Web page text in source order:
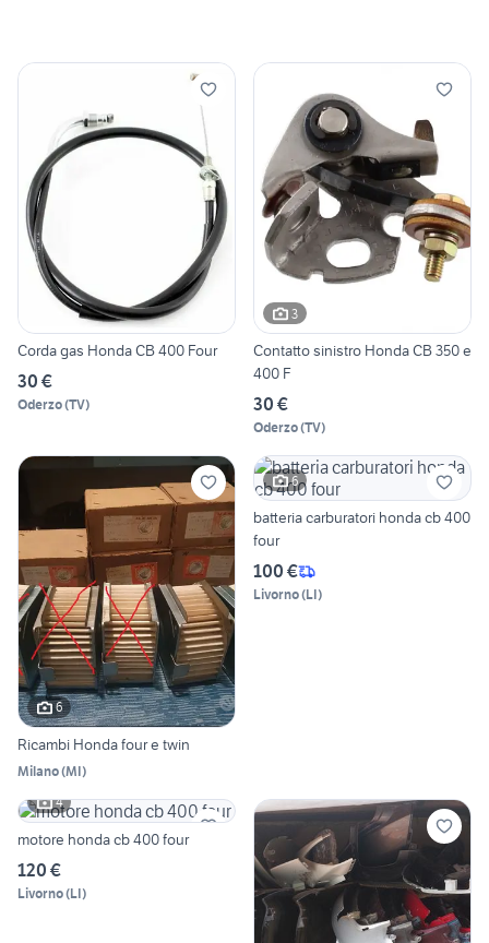
Corda gas Honda CB 400 Four
30 €
Oderzo(TV)
3
Contatto sinistro Honda CB 350 e
400 F
30 €
Oderzo(TV)
6
Ricambi Honda four e twin
Milano(MI)
6
batteria carburatori honda cb 400
four
100 €
Livorno(LI)
4
motore honda cb 400 four
120 €
Livorno(LI)